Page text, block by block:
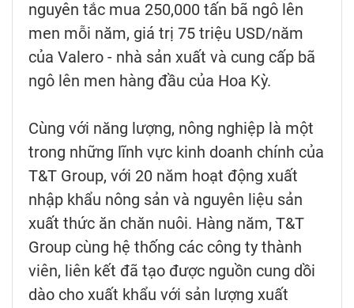
nguyên tắc mua 250,000 tấn bã ngô lên
men mỗi năm, giá trị 75 triệu USD/năm
của Valero - nhà sản xuất và cung cấp bã
ngô lên men hàng đầu của Hoa Kỳ.
Cùng với năng lượng, nông nghiệp là một
trong những lĩnh vực kinh doanh chính của
T&T Group, với 20 năm hoạt động xuất
nhập khẩu nông sản và nguyên liệu sản
xuất thức ăn chăn nuôi. Hàng năm, T&T
Group cùng hệ thống các công ty thành
viên, liên kết đã tạo được nguồn cung dồi
dào cho xuất khẩu với sản lượng xuất